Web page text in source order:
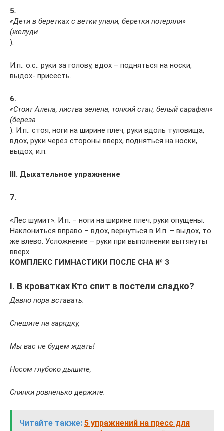
5.
«Дети в беретках с ветки упали, беретки потеряли»
(желуди
).
И.п.: о.с.. руки за голову, вдох – подняться на носки,
выдох- присесть.
6.
«Стоит Алена, листва зелена, тонкий стан, белый сарафан»
(береза
). И.п.: стоя, ноги на ширине плеч, руки вдоль туловища,
вдох, руки через стороны вверх, подняться на носки,
выдох, и.п.
III. Дыхательное упражнение
7.
«Лес шумит». И.п. – ноги на ширине плеч, руки опущены.
Наклониться вправо – вдох, вернуться в И.п. – выдох, то
же влево. Усложнение – руки при выполнении вытянуты
вверх.
КОМПЛЕКС ГИМНАСТИКИ ПОСЛЕ СНА № 3
I. В кроватках Кто спит в постели сладко?
Давно пора вставать.
Спешите на зарядку,
Мы вас не будем ждать!
Носом глубоко дышите,
Спинки ровненько держите.
Читайте также: 5 упражнений на пресс для